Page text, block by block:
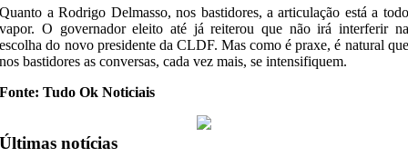
Quanto a Rodrigo Delmasso, nos bastidores, a articulação está a todo
vapor. O governador eleito até já reiterou que não irá interferir na
escolha do novo presidente da CLDF. Mas como é praxe, é natural que
nos bastidores as conversas, cada vez mais, se intensifiquem.
Fonte: Tudo Ok Noticiais
Últimas notícias